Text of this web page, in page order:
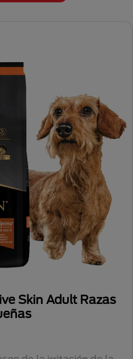
Skin Adult Razas